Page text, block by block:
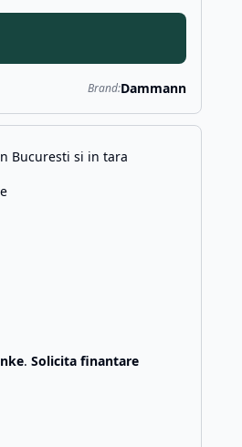
Brand:Dammann
Bucuresti si in tara
. Solicita finantare